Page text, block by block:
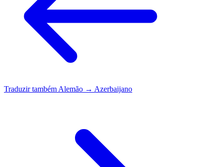
Traduzir também Alemão → Azerbaijano